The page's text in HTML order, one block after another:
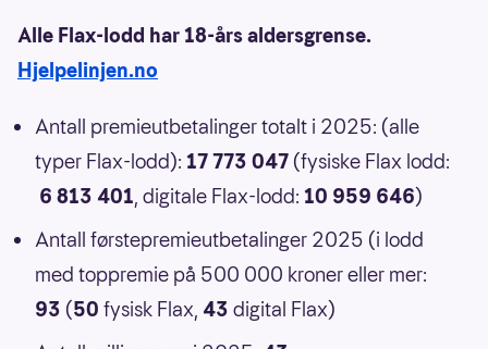
Alle Flax-lodd har 18-års aldersgrense.
Hjelpelinjen.no
Antall premieutbetalinger totalt i 2025: (alle
typer Flax-lodd): 17 773 047 (fysiske Flax lodd:
6 813 401, digitale Flax-lodd: 10 959 646)
Antall førstepremieutbetalinger 2025 (i lodd
med toppremie på 500 000 kroner eller mer:
93 (50 fysisk Flax, 43 digital Flax)